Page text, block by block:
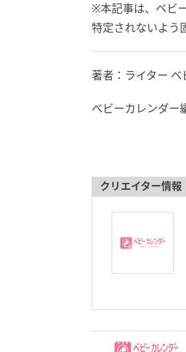
※本記事は、ベビ
特定されないよう
著者：ライター
ベビーカレンダー
クリエイター情報